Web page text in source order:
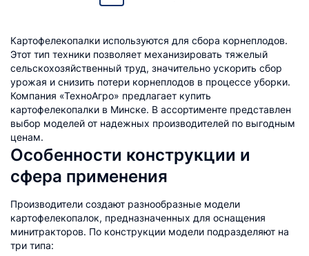
Картофелекопалки используются для сбора корнеплодов.
Этот тип техники позволяет механизировать тяжелый
сельскохозяйственный труд, значительно ускорить сбор
урожая и снизить потери корнеплодов в процессе уборки.
Компания «ТехноАгро» предлагает купить
картофелекопалки в Минске. В ассортименте представлен
выбор моделей от надежных производителей по выгодным
ценам.
Особенности конструкции и
сфера применения
Производители создают разнообразные модели
картофелекопалок, предназначенных для оснащения
минитракторов. По конструкции модели подразделяют на
три типа: